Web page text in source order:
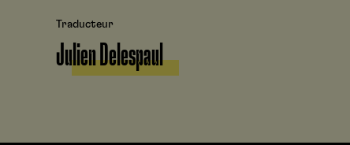
Traducteur
Julien Delespaul